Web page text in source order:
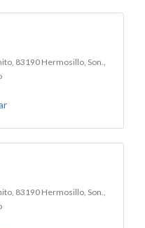
83190 Hermosillo, Son.,
83190 Hermosillo, Son.,